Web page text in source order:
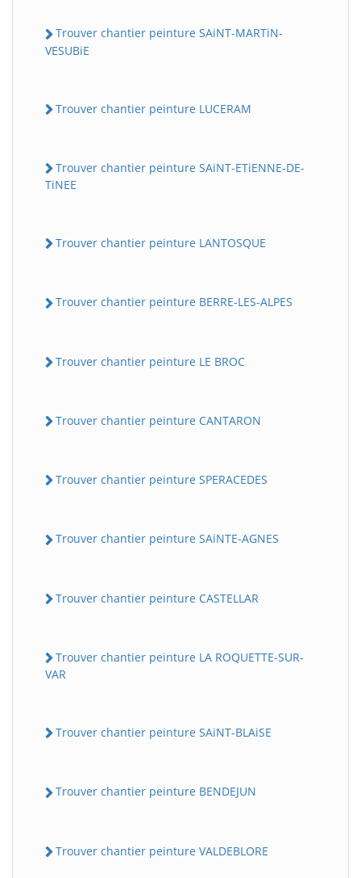
Trouver chantier peinture SAiNT-MARTiN-
VESUBiE
Trouver chantier peinture LUCERAM
Trouver chantier peinture SAiNT-ETiENNE-DE-
TiNEE
Trouver chantier peinture LANTOSQUE
Trouver chantier peinture BERRE-LES-ALPES
Trouver chantier peinture LE BROC
Trouver chantier peinture CANTARON
Trouver chantier peinture SPERACEDES
Trouver chantier peinture SAiNTE-AGNES
Trouver chantier peinture CASTELLAR
Trouver chantier peinture LA ROQUETTE-SUR-
VAR
Trouver chantier peinture SAiNT-BLAiSE
Trouver chantier peinture BENDEJUN
Trouver chantier peinture VALDEBLORE